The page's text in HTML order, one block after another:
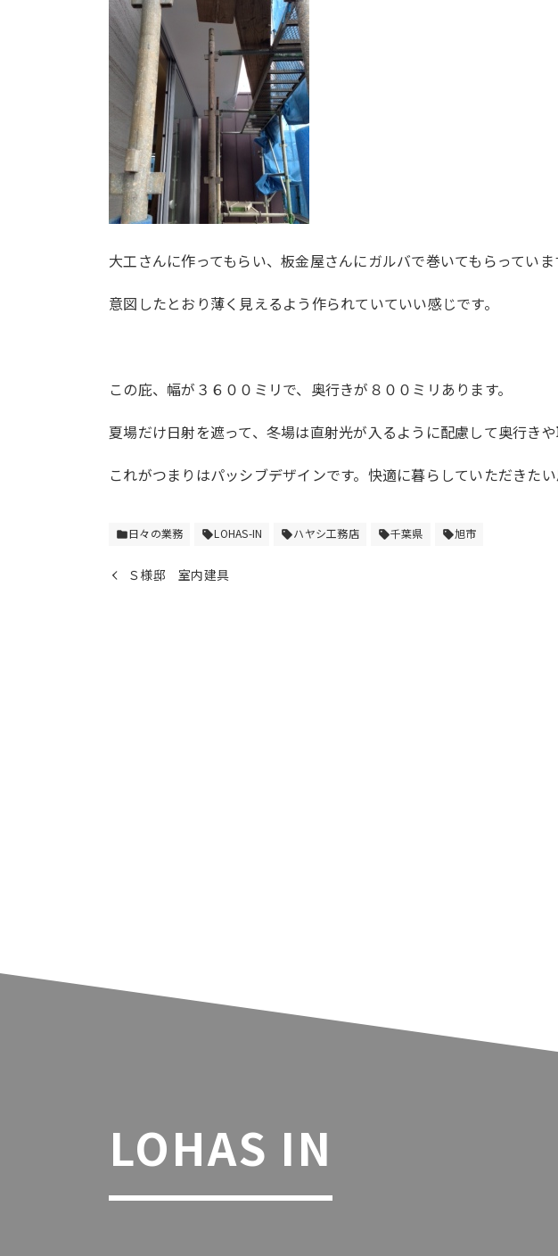
大工さんに作ってもらい、板金屋さんにガルバで巻いてもらっていま
意図したとおり薄く見えるよう作られていていい感じです。
この庇、幅が３６００ミリで、奥行きが８００ミリあります。
夏場だけ日射を遮って、冬場は直射光が入るように配慮して奥行きや
これがつまりはパッシブデザインです。快適に暮らしていただきた
folder日々の業務 sellLOHAS-IN sellハヤシ工務店 sell千葉県 sell旭市
Ｓ様邸 室内建具
LOHAS IN